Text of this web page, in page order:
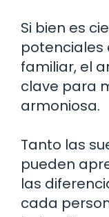
Si bien es
potenciales
familiar, el
clave para
armoniosa.
Tanto las
pueden
las
cada